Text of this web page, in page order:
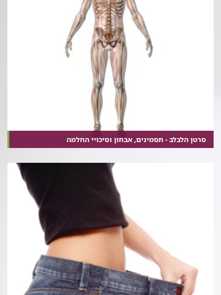
סרטן הלבלב - תסמינים, אבחון וסיכויי החלמה